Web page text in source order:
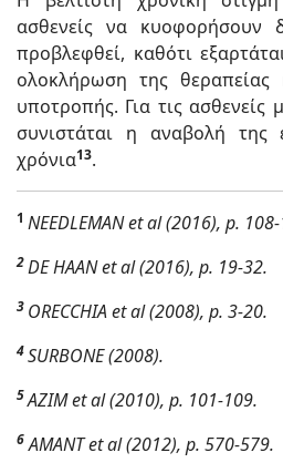
ασθενείς να κυοφορήσουν
προβλεφθεί, καθότι
ολοκλήρωση της
υποτροπής. Για τις ασθενείς
συνιστάται η αναβολή της
χρόνια13.
1 NEEDLEMAN et al (2016), p.
2DE HAAN et al (2016), p. 19-32.
3 ORECCHIA et al (2008), p. 3-20.
4SURBONE (2008).
5AZIM et al (2010), p. 101-109.
6AMANT et al (2012), p. 570-579.